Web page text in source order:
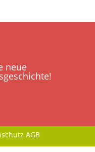
neue
AGB